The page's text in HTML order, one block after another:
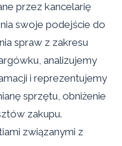
przez kancelarię
swoje podejście do
spraw z zakresu
analizujemy
i reprezentujemy
sprzętu, obniżenie
zakupu.
związanymi z